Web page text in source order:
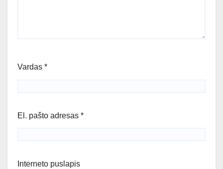
Vardas *
El. pašto adresas *
Interneto puslapis